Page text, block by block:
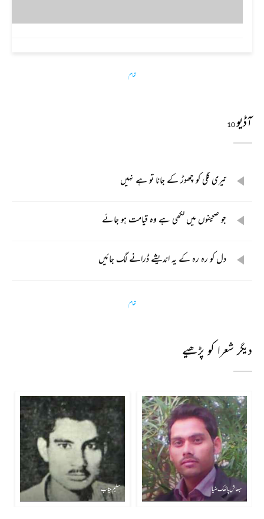
تمام
آڈیو
تیری گلی کو چھوڑ کے جانا تو ہے نہیں
جو صحیفوں میں لکھی ہے وہ قیامت ہو جائے
دل کو رہ رہ کے یہ اندیشے ڈرانے لگ جائیں
تمام
دیگر شعرا کو پڑھیے
سبھاش پاٹھک ضیا سلیم بیتاب